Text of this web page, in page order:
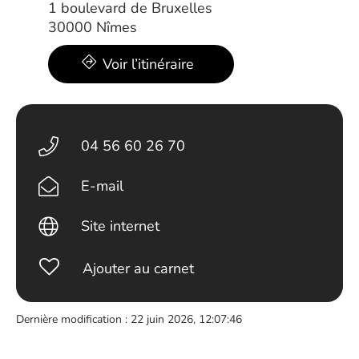
1 boulevard de Bruxelles
30000 Nîmes
Voir l’itinéraire
04 56 60 26 70
E-mail
Site internet
Ajouter au carnet
Dernière modification : 22 juin 2026, 12:07:46